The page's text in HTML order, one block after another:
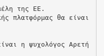
της ΕΕ.
πλατφόρμας θα είναι
η ψυχολόγος Αρετή